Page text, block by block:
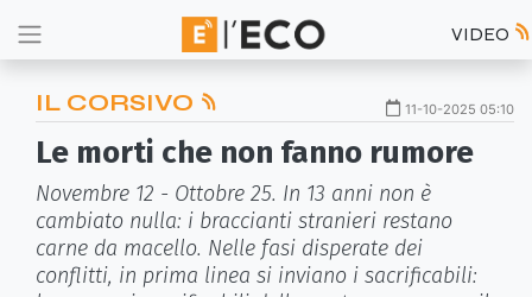
VIDEO
IL CORSIVO 11-10-2025 05:10
Le morti che non fanno rumore
Novembre 12 - Ottobre 25. In 13 anni non è
cambiato nulla: i braccianti stranieri restano
carne da macello. Nelle fasi disperate dei
conflitti, in prima linea si inviano i sacrificabili: